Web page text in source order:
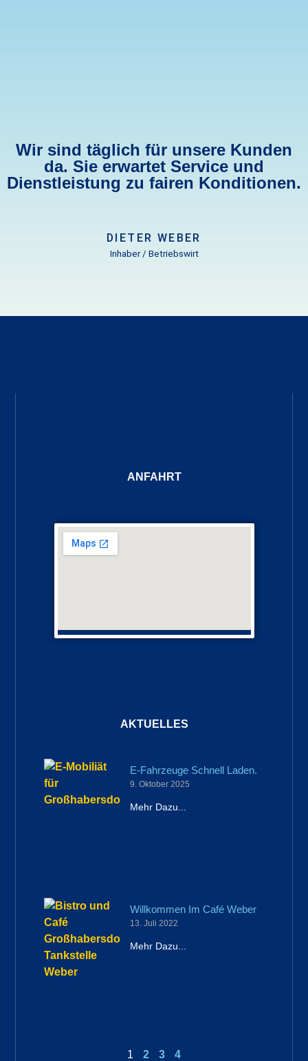
Wir sind täglich für unsere Kunden
da. Sie erwartet Service und
Dienstleistung zu fairen Konditionen.
DIETER WEBER
Inhaber / Betriebswirt
ANFAHRT
AKTUELLES
E-Fahrzeuge Schnell Laden.
9. Oktober 2025
Mehr Dazu...
Willkommen Im Café Weber
13. Juli 2022
Mehr Dazu...
Seite
1
Seite
2
Seite
3
Seite
4